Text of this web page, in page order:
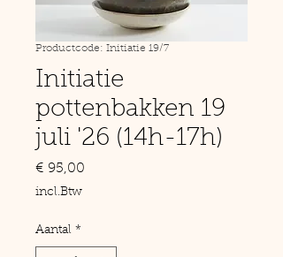
Productcode: Initiatie 19/7
Initiatie
pottenbakken 19
juli '26 (14h-17h)
€ 95,00
incl.Btw
Aantal *